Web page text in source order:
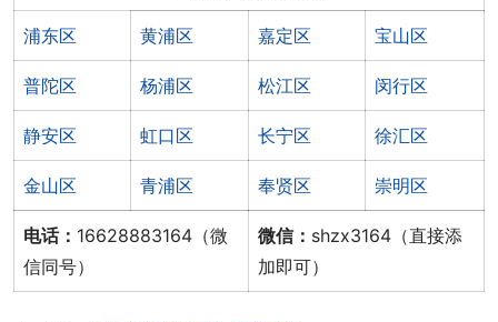
浦东区 黄浦区 嘉定区 宝山区
普陀区 杨浦区 松江区 闵行区
静安区 虹口区 长宁区 徐汇区
金山区 青浦区 奉贤区 崇明区
电话： 16628883164（微
信同号）
微信： shzx3164（直接添
加即可）